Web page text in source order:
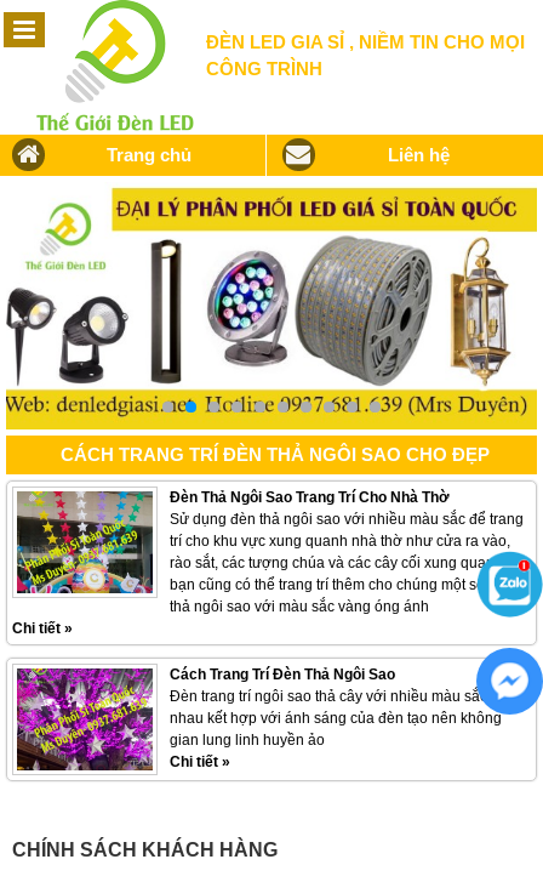
ĐÈN LED GIA SỈ , NIỀM TIN CHO MỌI
CÔNG TRÌNH
Trang chủ Liên hệ
CÁCH TRANG TRÍ ĐÈN THẢ NGÔI SAO CHO ĐẸP
Đèn Thả Ngôi Sao Trang Trí Cho Nhà Thờ
Sử dụng đèn thả ngôi sao với nhiều màu sắc để trang
trí cho khu vực xung quanh nhà thờ như cửa ra vào,
rào sắt, các tượng chúa và các cây cối xung quanh
bạn cũng có thể trang trí thêm cho chúng một số đèn
thả ngôi sao với màu sắc vàng óng ánh
Chi tiết »
Cách Trang Trí Đèn Thả Ngôi Sao
Đèn trang trí ngôi sao thả cây với nhiều màu sắc khác
nhau kết hợp với ánh sáng của đèn tạo nên không
gian lung linh huyền ảo
Chi tiết »
CHÍNH SÁCH KHÁCH HÀNG